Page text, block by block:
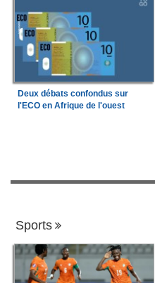
Deux débats confondus sur
l'ECO en Afrique de l'ouest
Sports